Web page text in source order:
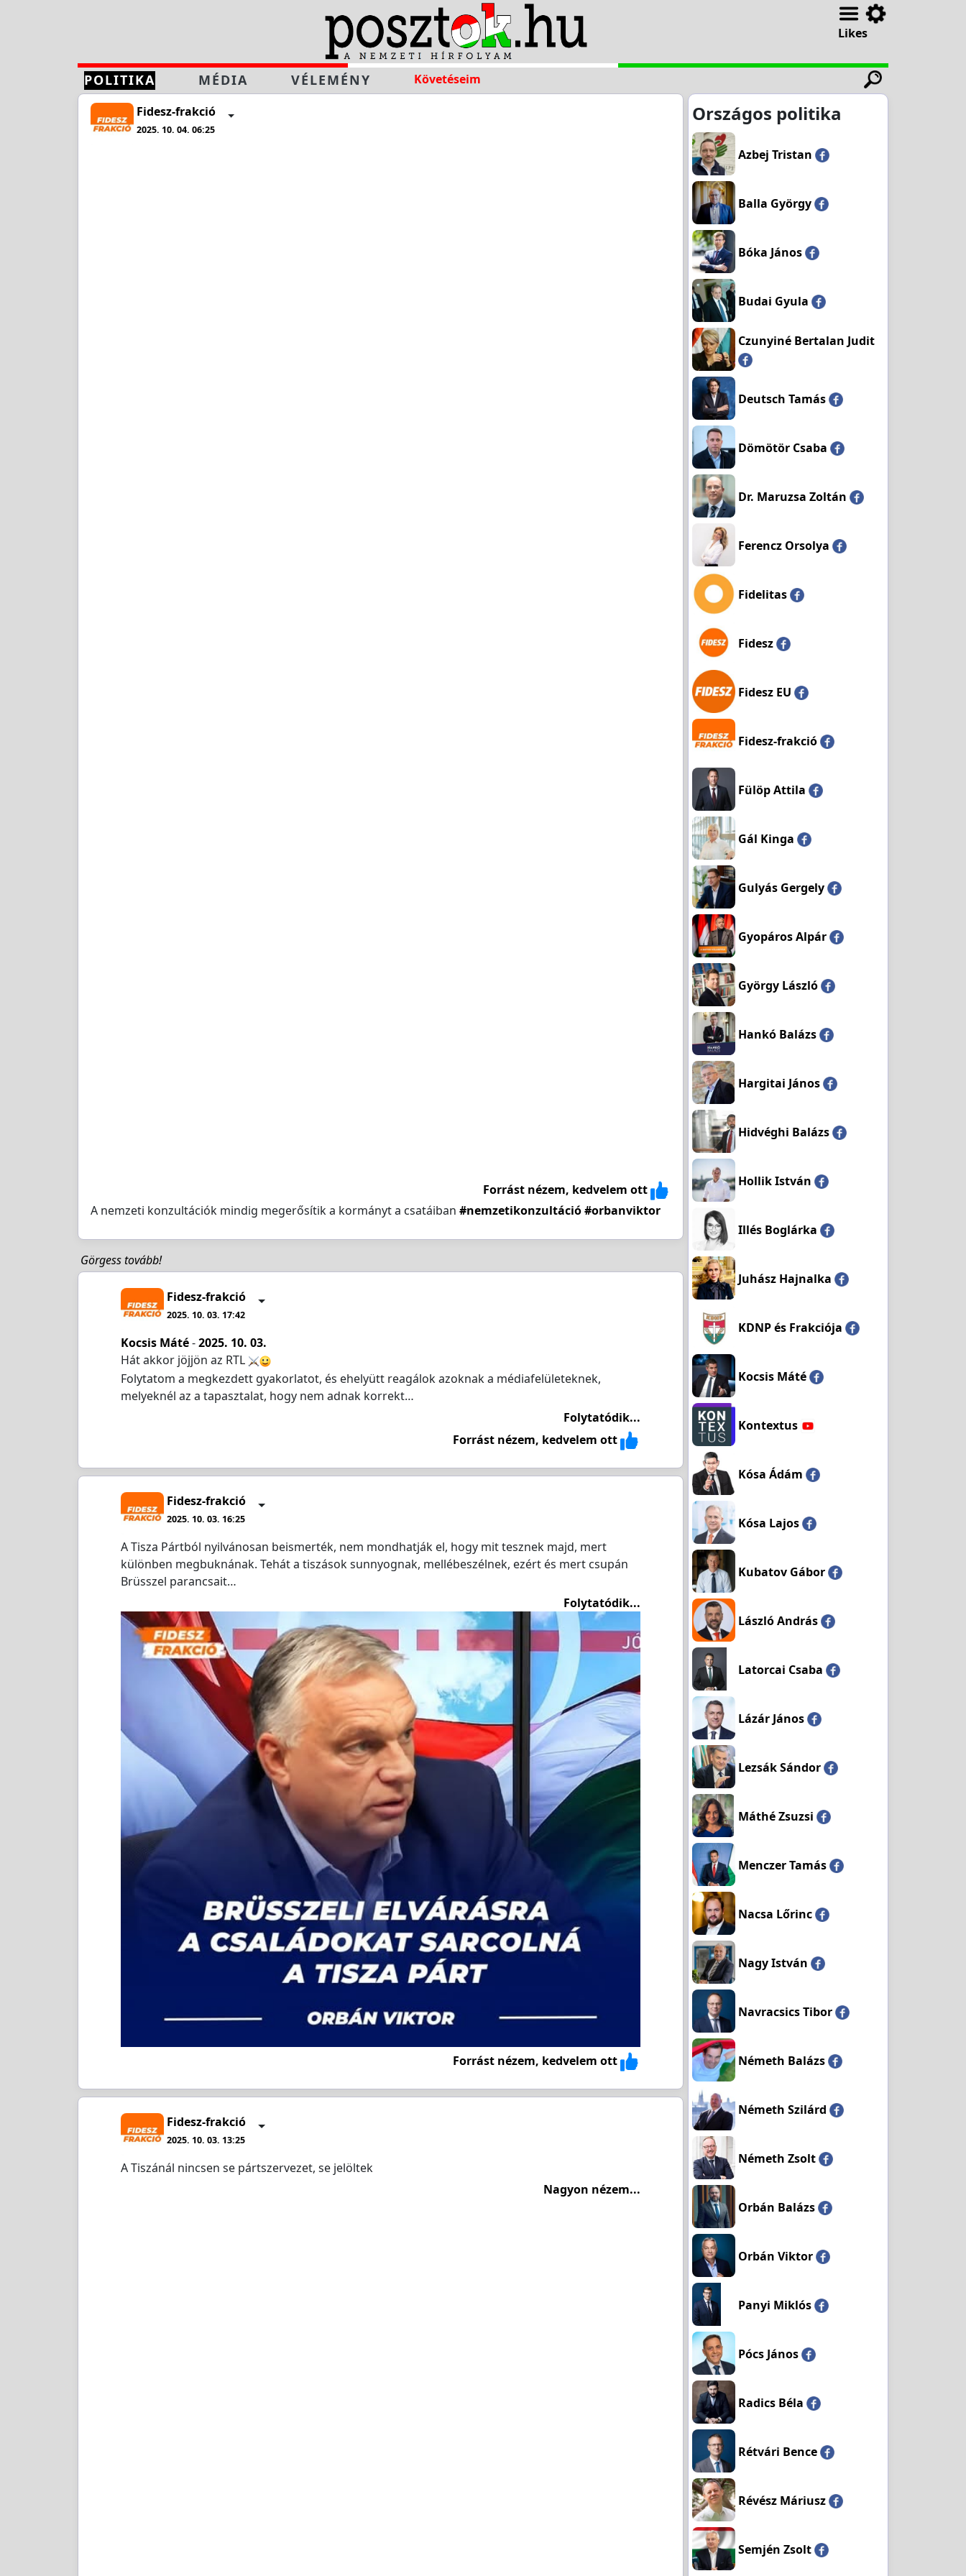
Likes
POLITIKA MÉDIA VÉLEMÉNY Követéseim
Fidesz-frakció
2025. 10. 04. 06:25
Forrást nézem, kedvelem ott
A nemzeti konzultációk mindig megerősítik a kormányt a csatáiban #nemzetikonzultáció#orbanviktor
Görgess tovább!
Fidesz-frakció
2025. 10. 03. 17:42
Kocsis Máté-2025. 10. 03.
Hát akkor jöjjön az RTL
Folytatom a megkezdett gyakorlatot, és ehelyütt reagálok azoknak a médiafelületeknek,
melyeknél az a tapasztalat, hogy nem adnak korrekt…
Folytatódik...
Forrást nézem, kedvelem ott
Fidesz-frakció
2025. 10. 03. 16:25
A Tisza Pártból nyilvánosan beismerték, nem mondhatják el, hogy mit tesznek majd, mert
különben megbuknának. Tehát a tiszások sunnyognak, mellébeszélnek, ezért és mert csupán
Brüsszel parancsait…
Folytatódik...
Forrást nézem, kedvelem ott
Fidesz-frakció
2025. 10. 03. 13:25
A Tiszánál nincsen se pártszervezet, se jelöltek
Nagyon nézem...
Országos politika
Azbej Tristan
Balla György
Bóka János
Budai Gyula
Czunyiné Bertalan Judit
Deutsch Tamás
Dömötör Csaba
Dr. Maruzsa Zoltán
Ferencz Orsolya
Fidelitas
Fidesz
Fidesz EU
Fidesz-frakció
Fülöp Attila
Gál Kinga
Gulyás Gergely
Gyopáros Alpár
György László
Hankó Balázs
Hargitai János
Hidvéghi Balázs
Hollik István
Illés Boglárka
Juhász Hajnalka
KDNP és Frakciója
Kocsis Máté
Kontextus
Kósa Ádám
Kósa Lajos
Kubatov Gábor
László András
Latorcai Csaba
Lázár János
Lezsák Sándor
Máthé Zsuzsi
Menczer Tamás
Nacsa Lőrinc
Nagy István
Navracsics Tibor
Németh Balázs
Németh Szilárd
Németh Zsolt
Orbán Balázs
Orbán Viktor
Panyi Miklós
Pócs János
Radics Béla
Rétvári Bence
Révész Máriusz
Semjén Zsolt